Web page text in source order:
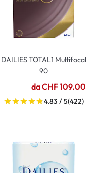
DAILIES TOTAL1 Multifocal
90
da CHF 109.00
4.83 / 5(422)